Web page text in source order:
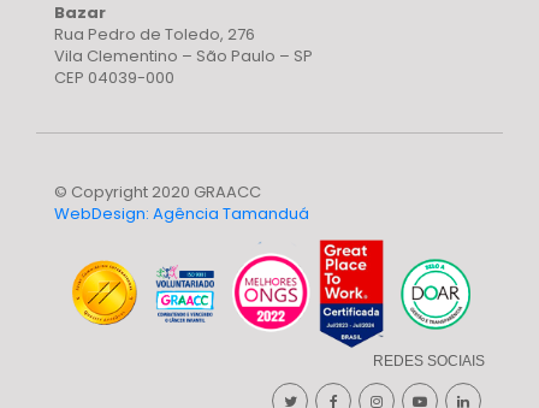
Bazar
Rua Pedro de Toledo, 276
Vila Clementino – São Paulo – SP
CEP 04039-000
© Copyright 2020 GRAACC
WebDesign: Agência Tamanduá
REDES SOCIAIS